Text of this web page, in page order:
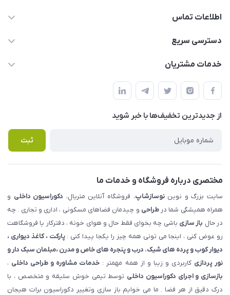
اطلاعات تماس
09123855612
املاک مدنی - نوساز شاپ
دسترسی سریع
حساب کاربری
لیست محصولات
درباره ما
خدمات مشتریان
قوانین و مقررات
حریم خصوصی
راهنما
پرسش های متداول
از جدید‌ترین تخفیف‌ها با‌ خبر شوید
ثبت
مختصری درباره فروشگاه و خدمات ما
سایت بزرگ و نویننوسازشاپ، فروشگاه آنلاین متریال، دکوراسیون داخلی و
همراه همیشگی شما درطراحی و چیدمان فضاهای مسکونی ، اداری و تجاری . چه
در حال باز سازی باشی چه بخوای فقط حال و هوای خونه ، دفترکار یا فروشگاهت
رو عوض کنی ، اینجا می تونی همه چیز را یکجا پیدا کنی :پارکت ، کاغذ دیواری ،
دیوار کوب و پرده های شیک. درب و پنجره های خاص و مدرن ،مبلمان سبک دار و
نور پردازی کاربردی و زیبا و از همه مهمتر : خدمات مشاوره و طراحی داخلی ،
بازسازی و اجرای دکوراسیون داخلی توسط تیمی خوش سلیقه و متخصص ، با
درک دقیق از هر فضا . ما می خوایم باز سازی وتغییر دکوراسیون برات هیجان